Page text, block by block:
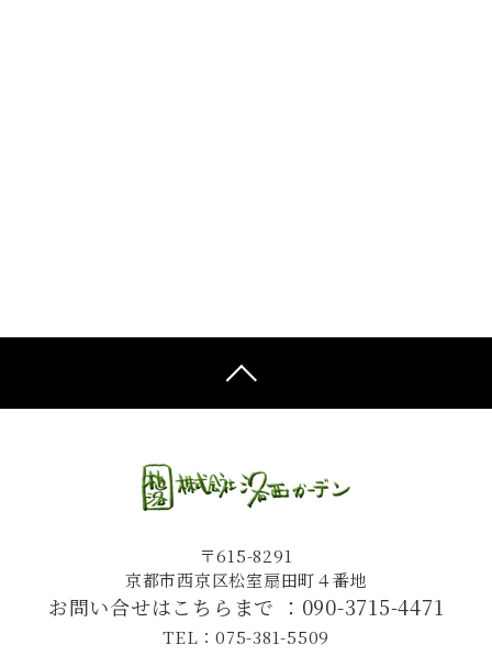
〒615-8291
京都市西京区松室扇田町４番地
お問い合せはこちらまで ： 090-3715-4471
TEL：075-381-5509